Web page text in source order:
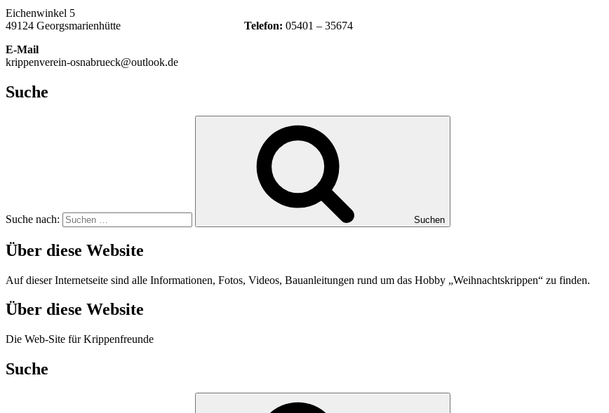
Eichenwinkel 5
49124 Georgsmarienhütte Telefon: 05401 – 35674
E-Mail
krippenverein-osnabrueck@outlook.de
Suche
Suche nach: Suchen
Über diese Website
Auf dieser Internetseite sind alle Informationen, Fotos, Videos, Bauanleitungen rund um das Hobby „Weihnachtskrippen“ zu finden.
Über diese Website
Die Web-Site für Krippenfreunde
Suche